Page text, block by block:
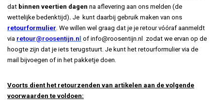
dat binnen veertien dagen na aflevering aan ons melden (de
wettelijke bedenktijd). Je kunt daarbij gebruik maken van ons
retourformulier. We willen wel graag dat je je retour vóóraf aanmeldt
via retour@roosentijn.n of info@roosentijn.nl
zodat we ervan op de
hoogte zijn dat je iets terugstuurt. Je kunt het retourformulier via de
mail bijvoegen of in het pakketje doen.
Voorts dient het retourzenden van artikelen aan de volgende
voorwaarden te voldoen: